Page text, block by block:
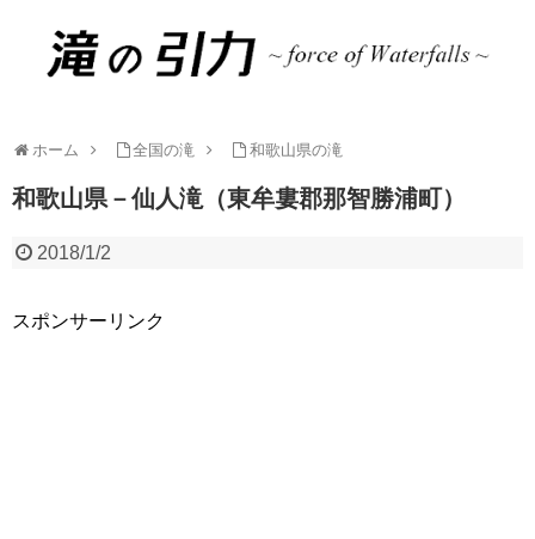
ホーム 全国の滝 和歌山県の滝
和歌山県－仙人滝（東牟婁郡那智勝浦町）
2018/1/2
スポンサーリンク